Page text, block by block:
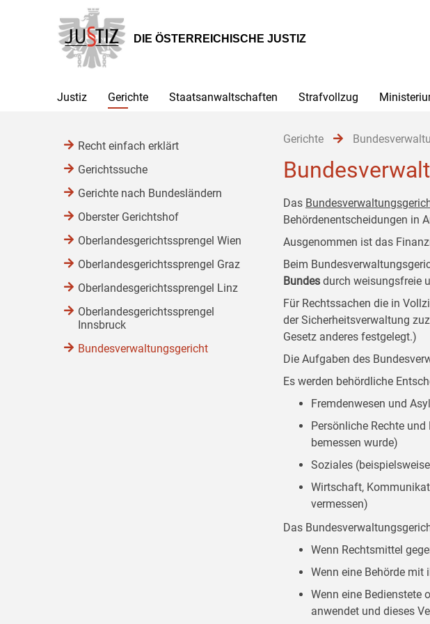
Hauptnavigation
[1]
Inhalt
[2]
Untermenü
[3]
DIE ÖSTERREICHISCHE JUSTIZ
Justiz Gerichte Staatsanwaltschaften Strafvollzug
Gerichte
Das
Behördenentscheidungen in
Ausgenommen ist das
Beim
Bundes durch weisungsfreie
Für Rechtssachen die in
der Sicherheitsverwaltung
Gesetz anderes festgelegt.)
Die Aufgaben des
Es werden behördliche
Fremdenwesen und
Persönliche Rechte
bemessen wurde)
Soziales
Wirtschaft,
vermessen)
Das
Wenn Rechtsmittel
Wenn eine Behörde mit
Wenn eine Bedienstete
anwendet und dieses
Recht einfach erklärt
Gerichtssuche
Gerichte nach Bundesländern
Oberster Gerichtshof
Oberlandesgerichtssprengel Wien
Oberlandesgerichtssprengel Graz
Oberlandesgerichtssprengel Linz
Oberlandesgerichtssprengel
Innsbruck
Bundesverwaltungsgericht